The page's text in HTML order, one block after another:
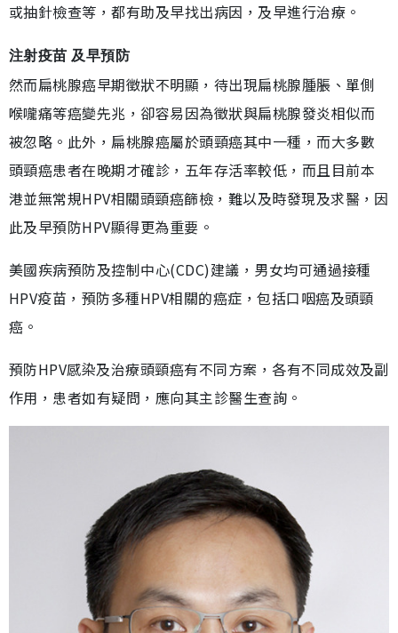
或抽針檢查等，都有助及早找出病因，及早進行治療。
注射疫苗 及早預防
然而扁桃腺癌早期徵狀不明顯，待出現扁桃腺腫脹、單側
喉嚨痛等癌變先兆，卻容易因為徵狀與扁桃腺發炎相似而
被忽略。此外，扁桃腺癌屬於頭頸癌其中一種，而大多數
頭頸癌患者在晚期才確診，五年存活率較低，而且目前本
港並無常規HPV相關頭頸癌篩檢，難以及時發現及求醫，因
此及早預防HPV顯得更為重要。
美國疾病預防及控制中心(CDC)建議，男女均可通過接種
HPV疫苗，預防多種HPV相關的癌症，包括口咽癌及頭頸
癌。
預防HPV感染及治療頭頸癌有不同方案，各有不同成效及副
作用，患者如有疑問，應向其主診醫生查詢。